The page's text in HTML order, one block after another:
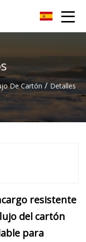
De Cartón / Detalles
resistente
del cartón
para